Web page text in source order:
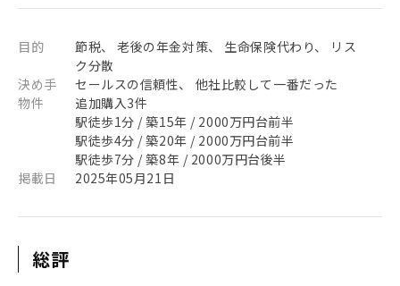
目的
節税、 老後の年金対策、 生命保険代わり、 リス
ク分散
決め手
セールスの信頼性、 他社比較して一番だった
物件
追加購入3件
駅徒歩1分 / 築15年 / 2000万円台前半
駅徒歩4分 / 築20年 / 2000万円台前半
駅徒歩7分 / 築8年 / 2000万円台後半
掲載日
2025年05月21日
総評